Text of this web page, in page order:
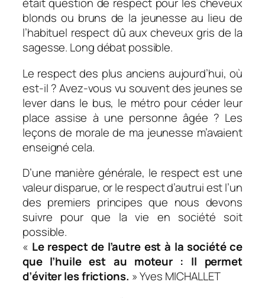
était question de respect pour les cheveux
blonds ou bruns de la jeunesse au lieu de
l’habituel respect dû aux cheveux gris de la
sagesse. Long débat possible.
Le respect des plus anciens aujourd’hui, où
est-il ? Avez-vous vu souvent des jeunes se
lever dans le bus, le métro pour céder leur
place assise à une personne âgée ? Les
leçons de morale de ma jeunesse m’avaient
enseigné cela.
D’une manière générale, le respect est une
valeur disparue, or le respect d’autrui est l’un
des premiers principes que nous devons
suivre pour que la vie en société soit
possible.
« Le respect de l’autre est à la société ce
que l’huile est au moteur : Il permet
d’éviter les frictions. » Yves MICHALLET